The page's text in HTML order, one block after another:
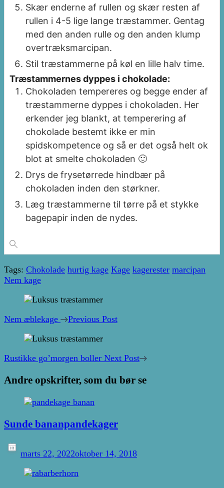
Skær enderne af rullen og skær resten af
rullen i 4-5 lige lange træstammer. Gentag
med den anden rulle og den anden klump
overtræksmarcipan.
Stil træstammerne på køl en lille halv time.
Træstammernes dyppes i chokolade:
Chokoladen tempereres og begge ender af
træstammerne dyppes i chokoladen. Her
erkender jeg blankt, at temperering af
chokolade bestemt ikke er min
spidskompetence og så er det også helt ok
blot at smelte chokoladen 🙂
Drys de frysetørrede hindbær på
chokoladen inden den størkner.
Læg træstammerne til tørre på et stykke
bagepapir inden de nydes.
Tags: Chokolade hurtig kage Kage kagerester marcipan
Nem kage
Post
Navigation
Nem æblekage Previous Post
Rustikke go’morgen boller Next Post
Andre opskrifter, som du bør se
Sunde bananpandekager
marts 22, 2022oktober 14, 2018